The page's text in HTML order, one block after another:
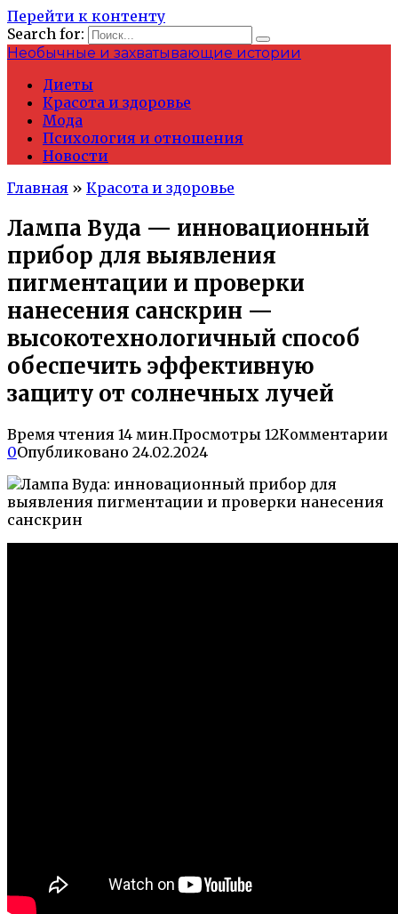
Перейти к контенту
Search for:
Необычные и захватывающие истории
Диеты
Красота и здоровье
Мода
Психология и отношения
Новости
Главная » Красота и здоровье
Лампа Вуда — инновационный
прибор для выявления
пигментации и проверки
нанесения санскрин —
высокотехнологичный способ
обеспечить эффективную
защиту от солнечных лучей
Время чтения 14 мин.Просмотры 12Комментарии
0Опубликовано 24.02.2024